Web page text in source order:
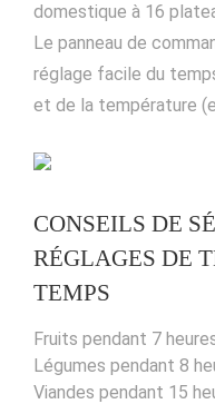
domestique à 16
Le panneau de
réglage facile du
et de la température
CONSEILS DE
RÉGLAGES DE
TEMPS
Fruits pendant 7
Légumes pendant 8
Viandes pendant 15